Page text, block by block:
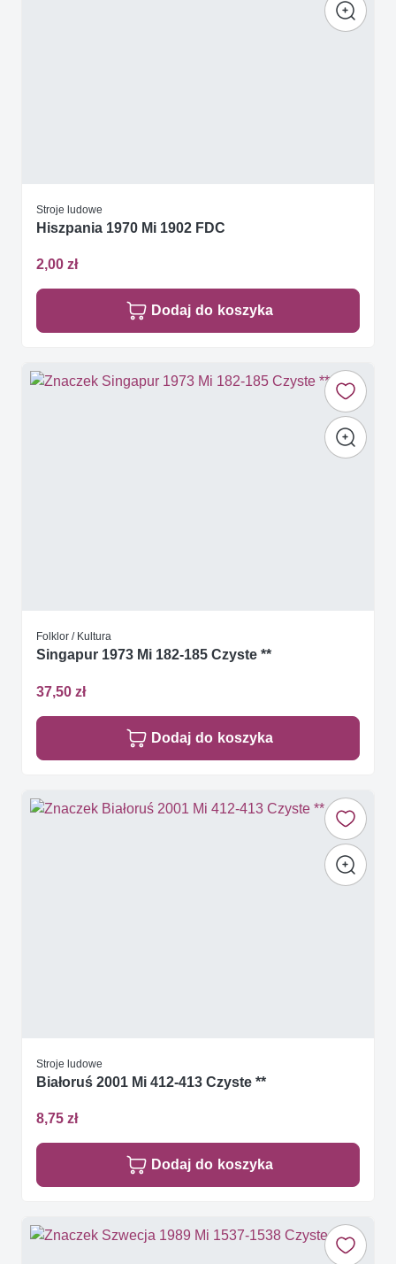
Stroje ludowe
Hiszpania 1970 Mi 1902 FDC
2,00 zł
Dodaj do koszyka
Folklor / Kultura
Singapur 1973 Mi 182-185 Czyste **
37,50 zł
Dodaj do koszyka
Stroje ludowe
Białoruś 2001 Mi 412-413 Czyste **
8,75 zł
Dodaj do koszyka